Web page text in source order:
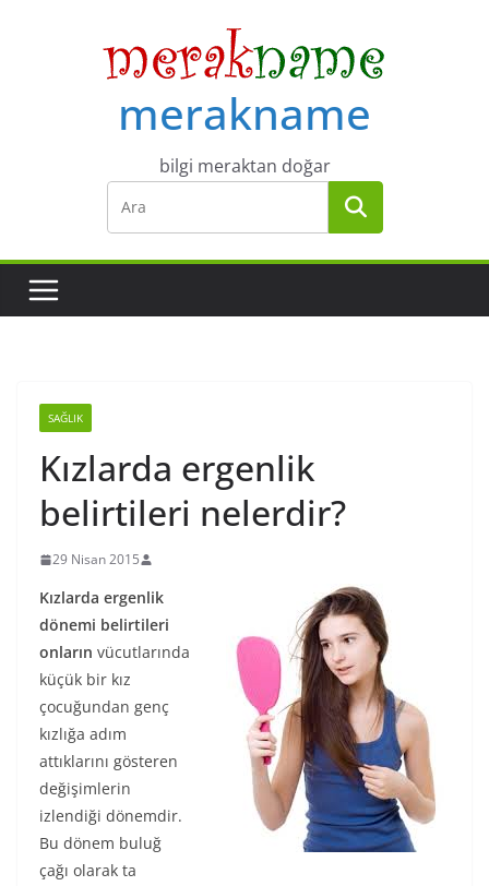
merakname
bilgi meraktan doğar
SAĞLIK
Kızlarda ergenlik
belirtileri nelerdir?
29 Nisan 2015
Kızlarda ergenlik
dönemi belirtileri
onların vücutlarında
küçük bir kız
çocuğundan genç
kızlığa adım
attıklarını gösteren
değişimlerin
izlendiği dönemdir.
Bu dönem buluğ
çağı olarak ta